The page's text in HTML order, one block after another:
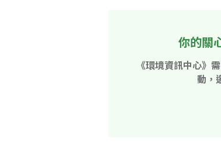
你的關
《環境資訊中心》
動，